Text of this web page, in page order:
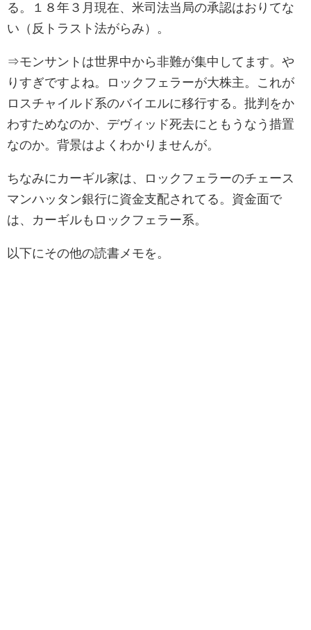
る。１８年３月現在、米司法当局の承認はおりてな
い（反トラスト法がらみ）。
⇒モンサントは世界中から非難が集中してます。や
りすぎですよね。ロックフェラーが大株主。これが
ロスチャイルド系のバイエルに移行する。批判をか
わすためなのか、デヴィッド死去にともうなう措置
なのか。背景はよくわかりませんが。
ちなみにカーギル家は、ロックフェラーのチェース
マンハッタン銀行に資金支配されてる。資金面で
は、カーギルもロックフェラー系。
以下にその他の読書メモを。